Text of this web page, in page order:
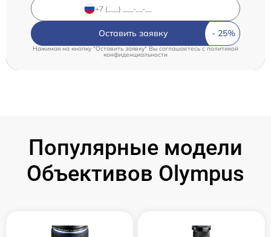
Оставить заявку
Нажимая на кнопку "Оставить заявку" Вы соглашаетесь c политикой
конфиденциальности
Популярные модели
Объективов Olympus